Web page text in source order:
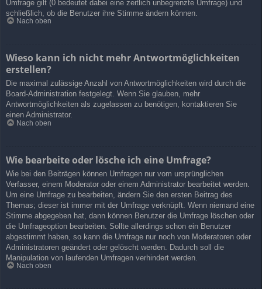
Umfrage gilt (0 bedeutet dabei eine zeitlich unbegrenzte Umfrage) und
schließlich, ob die Benutzer ihre Stimme ändern können.
Nach oben
Wieso kann ich nicht mehr Antwortmöglichkeiten
erstellen?
Die maximal zulässige Anzahl von Antwortmöglichkeiten wird durch die
Board-Administration festgelegt. Wenn Sie glauben, mehr
Antwortmöglichkeiten als zugelassen zu benötigen, kontaktieren Sie
einen Administrator.
Nach oben
Wie bearbeite oder lösche ich eine Umfrage?
Wie bei den Beiträgen können Umfragen nur vom ursprünglichen
Verfasser, einem Moderator oder einem Administrator bearbeitet werden.
Um eine Umfrage zu bearbeiten, ändern Sie den ersten Beitrag des
Themas; dieser ist immer mit der Umfrage verknüpft. Wenn niemand eine
Stimme abgegeben hat, dann können Benutzer die Umfrage löschen oder
die Umfrageoption bearbeiten. Sollte allerdings schon ein Benutzer
abgestimmt haben, so kann die Umfrage nur noch von Moderatoren oder
Administratoren geändert oder gelöscht werden. Dadurch soll die
Manipulation von laufenden Umfragen verhindert werden.
Nach oben